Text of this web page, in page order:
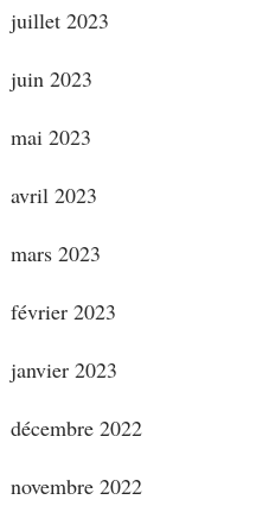
juillet 2023
juin 2023
mai 2023
avril 2023
mars 2023
février 2023
janvier 2023
décembre 2022
novembre 2022